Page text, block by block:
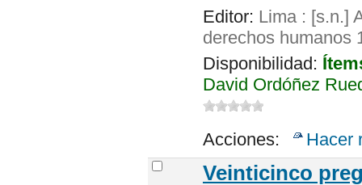
Editor: Lima : [s.n.]
derechos humanos
Disponibilidad:
David Ordóñez
Acciones: Hacer
Veinticinco